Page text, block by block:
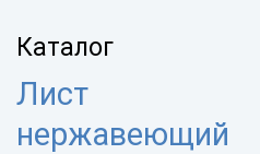
Каталог
Лист
нержавеющий